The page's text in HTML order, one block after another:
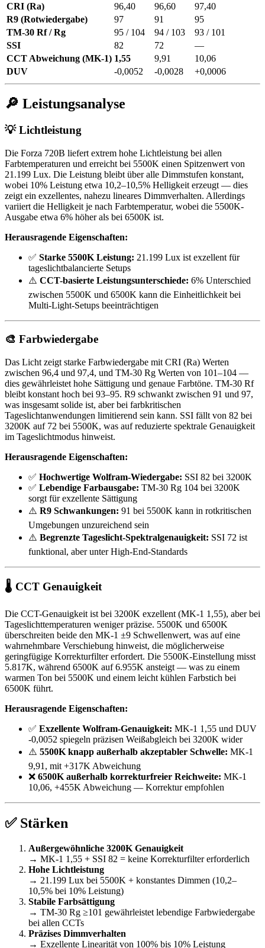
CRI (Ra) 96,40 96,60
97,40
R9 (Rotwiedergabe)
97 91
95
TM-30 Rf / Rg
95 / 104 94 / 103
93 / 101
SSI
82 72
—
CCT Abweichung (MK-1) 1,55 9,91
10,06
DUV
-0,0052 -0,0028 +0,0006
🔎 Leistungsanalyse
💡 Lichtleistung
Die Forza 720B liefert extrem hohe Lichtleistung bei allen
Farbtemperaturen und erreicht bei 5500K einen Spitzenwert von
21.199 Lux. Die Leistung bleibt über alle Dimmstufen konstant,
wobei 10% Leistung etwa 10,2–10,5% Helligkeit erzeugt — dies
zeigt ein exzellentes, nahezu lineares Dimmverhalten. Allerdings
variiert die Helligkeit je nach Farbtemperatur, wobei die 5500K-
Ausgabe etwa 6% höher als bei 6500K ist.
Herausragende Eigenschaften:
✅ Starke 5500K Leistung: 21.199 Lux ist exzellent für
tageslichtbalancierte Setups
⚠️ CCT-basierte Leistungsunterschiede: 6% Unterschied
zwischen 5500K und 6500K kann die Einheitlichkeit bei
Multi-Light-Setups beeinträchtigen
🎨 Farbwiedergabe
Das Licht zeigt starke Farbwiedergabe mit CRI (Ra) Werten
zwischen 96,4 und 97,4, und TM-30 Rg Werten von 101–104 —
dies gewährleistet hohe Sättigung und genaue Farbtöne. TM-30 Rf
bleibt konstant hoch bei 93–95. R9 schwankt zwischen 91 und 97,
was insgesamt solide ist, aber bei farbkritischen
Tageslichtanwendungen limitierend sein kann. SSI fällt von 82 bei
3200K auf 72 bei 5500K, was auf reduzierte spektrale Genauigkeit
im Tageslichtmodus hinweist.
Herausragende Eigenschaften:
✅ Hochwertige Wolfram-Wiedergabe: SSI 82 bei 3200K
✅ Lebendige Farbausgabe: TM-30 Rg 104 bei 3200K
sorgt für exzellente Sättigung
⚠️ R9 Schwankungen: 91 bei 5500K kann in rotkritischen
Umgebungen unzureichend sein
⚠️ Begrenzte Tageslicht-Spektralgenauigkeit: SSI 72 ist
funktional, aber unter High-End-Standards
🌡️ CCT Genauigkeit
Die CCT-Genauigkeit ist bei 3200K exzellent (MK-1 1,55), aber bei
Tageslichttemperaturen weniger präzise. 5500K und 6500K
überschreiten beide den MK-1 ±9 Schwellenwert, was auf eine
wahrnehmbare Verschiebung hinweist, die möglicherweise
geringfügige Korrekturfilter erfordert. Die 5500K-Einstellung misst
5.817K, während 6500K auf 6.955K ansteigt — was zu einem
warmen Ton bei 5500K und einem leicht kühlen Farbstich bei
6500K führt.
Herausragende Eigenschaften:
✅ Exzellente Wolfram-Genauigkeit: MK-1 1,55 und DUV
-0,0052 spiegeln präzisen Weißabgleich bei 3200K wider
⚠️ 5500K knapp außerhalb akzeptabler Schwelle: MK-1
9,91, mit +317K Abweichung
❌ 6500K außerhalb korrekturfreier Reichweite: MK-1
10,06, +455K Abweichung — Korrektur empfohlen
✅ Stärken
Außergewöhnliche 3200K Genauigkeit
→ MK-1 1,55 + SSI 82 = keine Korrekturfilter erforderlich
Hohe Lichtleistung
→ 21.199 Lux bei 5500K + konstantes Dimmen (10,2–
10,5% bei 10% Leistung)
Stabile Farbsättigung
→ TM-30 Rg ≥101 gewährleistet lebendige Farbwiedergabe
bei allen CCTs
Präzises Dimmverhalten
→ Exzellente Linearität von 100% bis 10% Leistung